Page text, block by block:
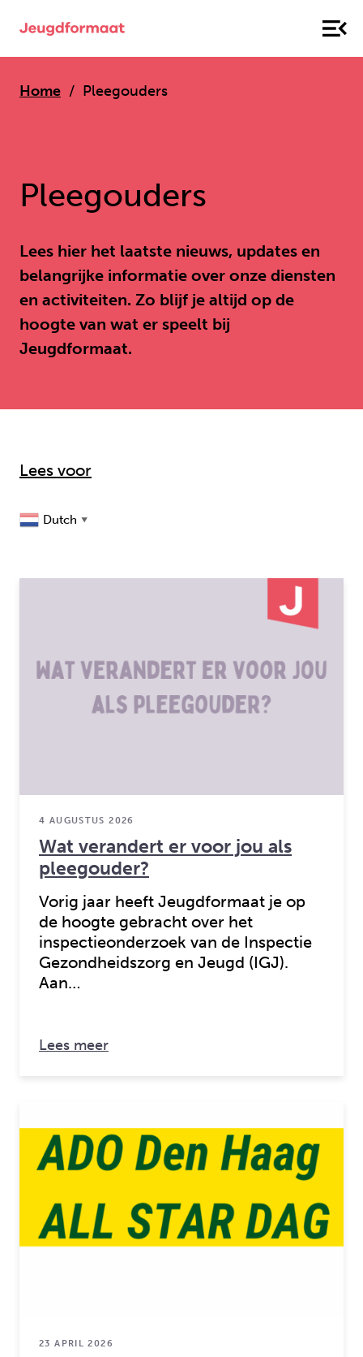
Home Pleegouders
Pleegouders
Lees hier het laatste nieuws, updates en
belangrijke informatie over onze diensten
en activiteiten. Zo blijf je altijd op de
hoogte van wat er speelt bij
Jeugdformaat.
Lees voor
Dutch ▼
Wat verandert er voor jou als
pleegouder?
4 AUGUSTUS 2026
Vorig jaar heeft Jeugdformaat je op
de hoogte gebracht over het
inspectieonderzoek van de Inspectie
Gezondheidszorg en Jeugd (IGJ).
Aan…
Lees meerover: Wat verandert er voor jou als
23 APRIL 2026